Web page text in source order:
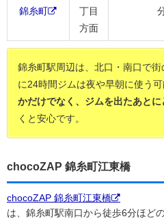
錦糸町
丁目
方面
錦糸町駅周辺は、北口・南口で
に24時間ジムは夜や早朝に使う可
かだけでなく、ジムを出たあと
くと安心です。
chocoZAP 錦糸町江東橋
chocoZAP 錦糸町江東橋
は、錦糸町駅南口から徒歩6分ほど